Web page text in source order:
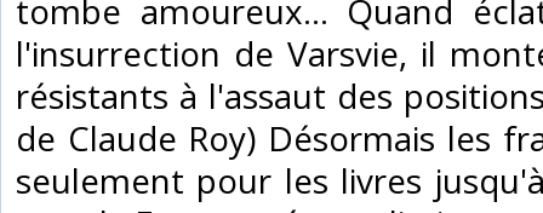
tombe amoureux... Quand
l'insurrection de Varsvie, il
résistants à l'assaut des
de Claude Roy) Désormais les
seulement pour les livres